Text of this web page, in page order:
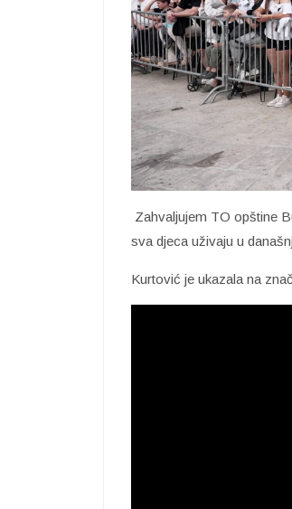
Zahvaljujem TO opštine
sva djeca uživaju u
Kurtović je ukazala na